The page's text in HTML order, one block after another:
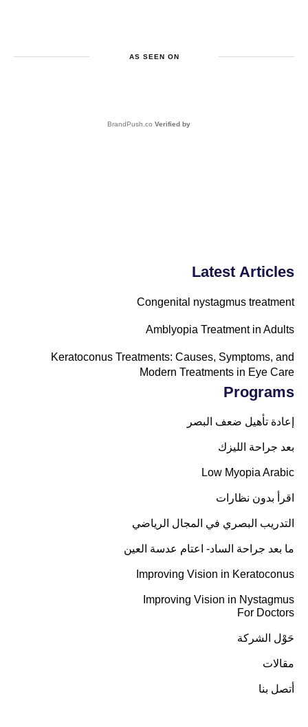
AS SEEN ON
Verified by
BrandPush.co
Latest Articles
Congenital nystagmus treatment
Amblyopia Treatment in Adults
Keratoconus Treatments: Causes, Symptoms, and
Modern Treatments in Eye Care
Programs
إعادة تأهيل ضعف البصر
بعد جراحة الليزك
Low Myopia Arabic
اقرأ بدون نظارات
التدريب البصري في المجال الرياضي
ما بعد جراحة الساد- اعتام عدسة العين
Improving Vision in Keratoconus
Improving Vision in Nystagmus
For Doctors
حَوْل الشركة
مقالات
أتصل بنا